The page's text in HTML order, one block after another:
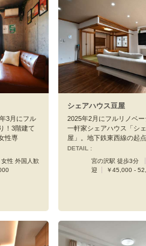
3月にフル
！3階建て
性専
女性 外国人歓
シェアハウス豆屋
2025年2月にフルリノベ
一軒家シェアハウス「シ
屋」。地下鉄東西線の起
DETAIL :
宮の沢駅 徒歩3分
迎
￥45,000 -